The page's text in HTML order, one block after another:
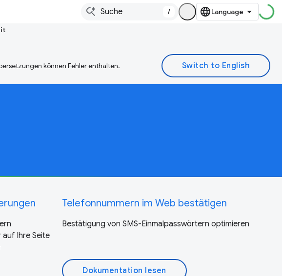
/
können Fehler enthalten.
Ihre Seite
Telefonnummern im Web bestätigen
Bestätigung von SMS-Einmalpasswörtern optimieren
Dokumentation lesen